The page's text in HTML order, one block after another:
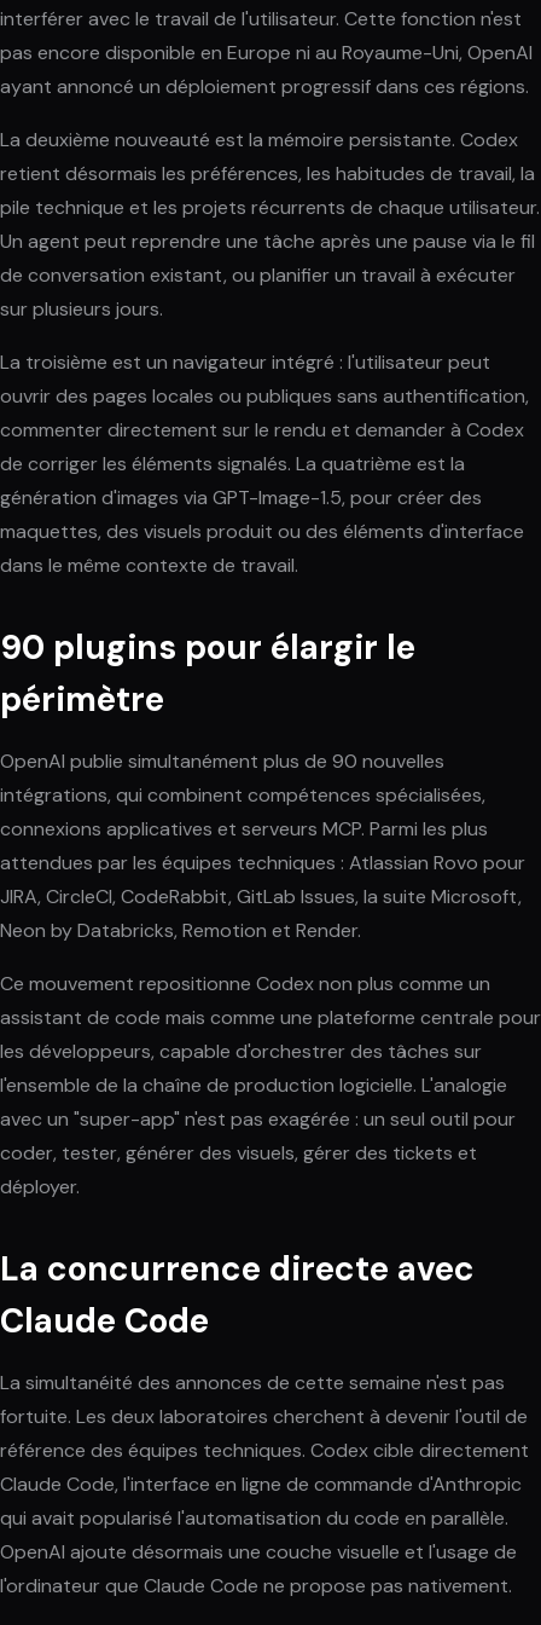
interférer avec le travail de l'utilisateur. Cette fonction n'est
pas encore disponible en Europe ni au Royaume-Uni, OpenAI
ayant annoncé un déploiement progressif dans ces régions.
La deuxième nouveauté est la mémoire persistante. Codex
retient désormais les préférences, les habitudes de travail, la
pile technique et les projets récurrents de chaque utilisateur.
Un agent peut reprendre une tâche après une pause via le fil
de conversation existant, ou planifier un travail à exécuter
sur plusieurs jours.
La troisième est un navigateur intégré : l'utilisateur peut
ouvrir des pages locales ou publiques sans authentification,
commenter directement sur le rendu et demander à Codex
de corriger les éléments signalés. La quatrième est la
génération d'images via GPT-Image-1.5, pour créer des
maquettes, des visuels produit ou des éléments d'interface
dans le même contexte de travail.
90 plugins pour élargir le
périmètre
OpenAI publie simultanément plus de 90 nouvelles
intégrations, qui combinent compétences spécialisées,
connexions applicatives et serveurs MCP. Parmi les plus
attendues par les équipes techniques : Atlassian Rovo pour
JIRA, CircleCI, CodeRabbit, GitLab Issues, la suite Microsoft,
Neon by Databricks, Remotion et Render.
Ce mouvement repositionne Codex non plus comme un
assistant de code mais comme une plateforme centrale pour
les développeurs, capable d'orchestrer des tâches sur
l'ensemble de la chaîne de production logicielle. L'analogie
avec un "super-app" n'est pas exagérée : un seul outil pour
coder, tester, générer des visuels, gérer des tickets et
déployer.
La concurrence directe avec
Claude Code
La simultanéité des annonces de cette semaine n'est pas
fortuite. Les deux laboratoires cherchent à devenir l'outil de
référence des équipes techniques. Codex cible directement
Claude Code, l'interface en ligne de commande d'Anthropic
qui avait popularisé l'automatisation du code en parallèle.
OpenAI ajoute désormais une couche visuelle et l'usage de
l'ordinateur que Claude Code ne propose pas nativement.